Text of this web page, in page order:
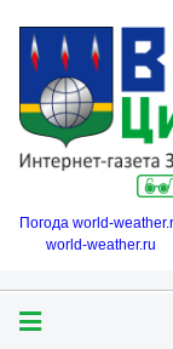
Погода world-
world-weather.ru